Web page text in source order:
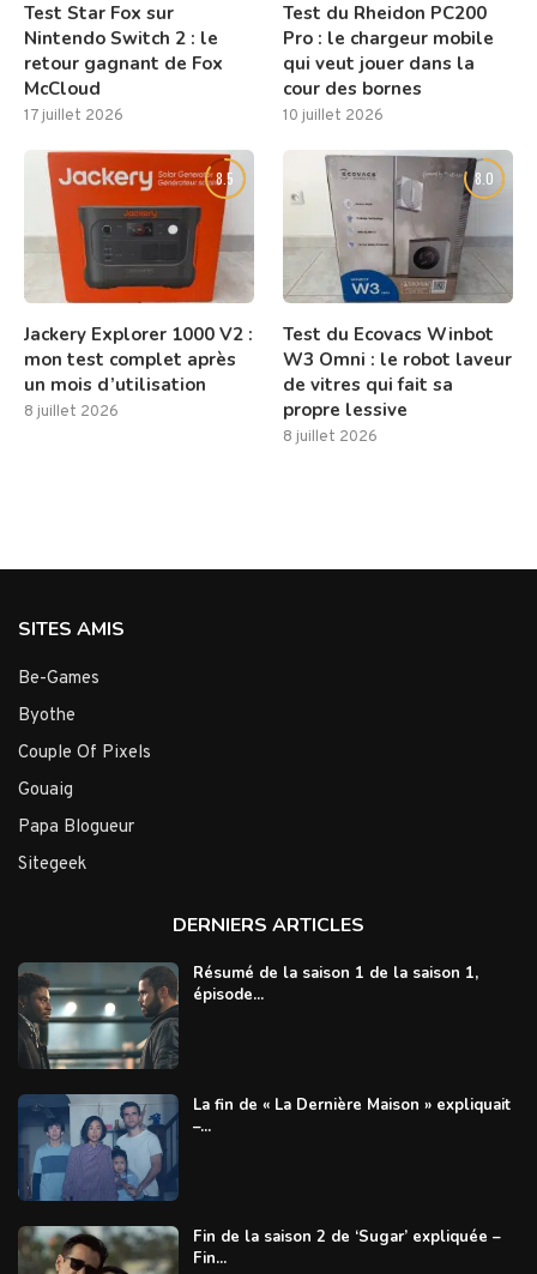
Test Star Fox sur
Nintendo Switch 2 : le
retour gagnant de Fox
McCloud
17 juillet 2026
Test du Rheidon PC200
Pro : le chargeur mobile
qui veut jouer dans la
cour des bornes
10 juillet 2026
8.5
Jackery Explorer 1000 V2 :
mon test complet après
un mois d’utilisation
8 juillet 2026
8.0
Test du Ecovacs Winbot
W3 Omni : le robot laveur
de vitres qui fait sa
propre lessive
8 juillet 2026
SITES AMIS
Be-Games
Byothe
Couple Of Pixels
Gouaig
Papa Blogueur
Sitegeek
DERNIERS ARTICLES
Résumé de la saison 1 de la saison 1,
épisode...
La fin de « La Dernière Maison » expliquait
–...
Fin de la saison 2 de ‘Sugar’ expliquée –
Fin...